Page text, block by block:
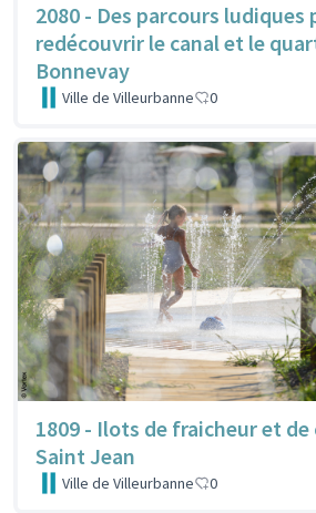
2080 - Des parcours ludiques
redécouvrir le canal et le
Bonnevay
Ville de Villeurbanne 0
1809 - Ilots de fraicheur et
Saint Jean
Ville de Villeurbanne 0